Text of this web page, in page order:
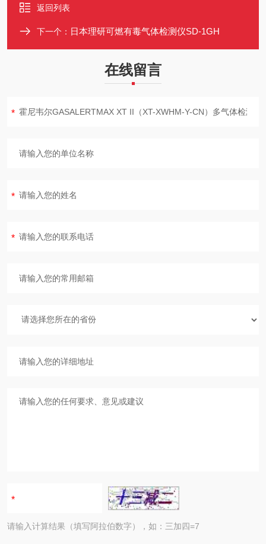
返回列表
下一个： 日本理研可燃有毒气体检测仪SD-1GH
在线留言
请输入计算结果（填写阿拉伯数字），如：三加四=7